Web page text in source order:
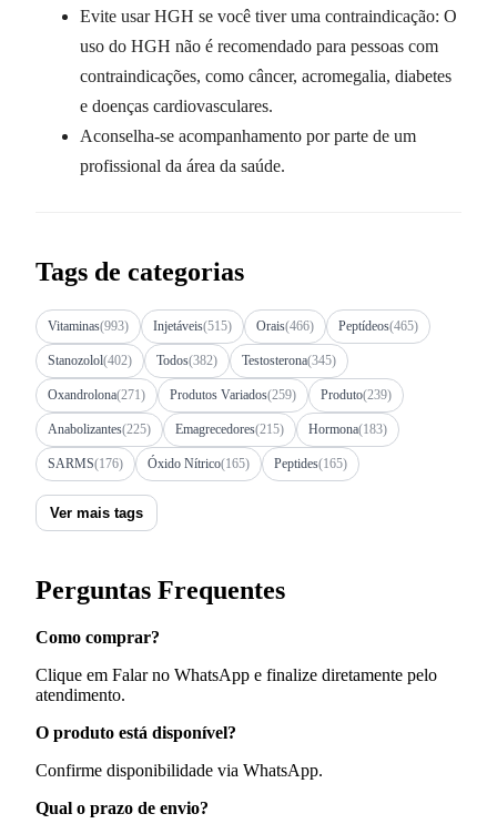
Evite usar HGH se você tiver uma contraindicação: O
uso do HGH não é recomendado para pessoas com
contraindicações, como câncer, acromegalia, diabetes
e doenças cardiovasculares.
Aconselha-se acompanhamento por parte de um
profissional da área da saúde.
Tags de categorias
Vitaminas(993) Injetáveis(515) Orais(466) Peptídeos(465)
Stanozolol(402) Todos(382) Testosterona(345)
Oxandrolona(271) Produtos Variados(259) Produto(239)
Anabolizantes(225) Emagrecedores(215) Hormona(183)
SARMS(176) Óxido Nítrico(165) Peptides(165)
Ver mais tags
Perguntas Frequentes
Como comprar?
Clique em Falar no WhatsApp e finalize diretamente pelo
atendimento.
O produto está disponível?
Confirme disponibilidade via WhatsApp.
Qual o prazo de envio?